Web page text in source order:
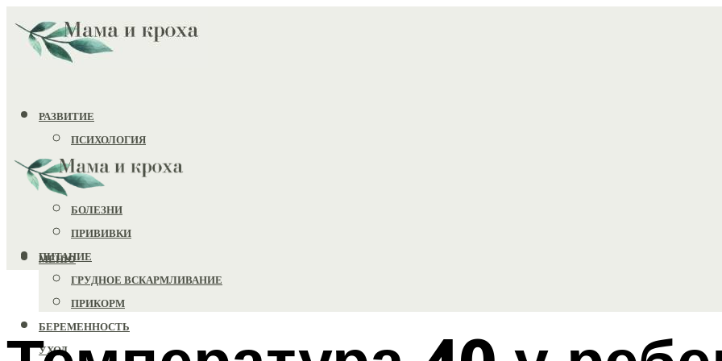
РАЗВИТИЕ
ПСИХОЛОГИЯ
ИГРУШКИ
ЗДОРОВЬЕ
БОЛЕЗНИ
ПРИВИВКИ
ПИТАНИЕ
ГРУДНОЕ ВСКАРМЛИВАНИЕ
ПРИКОРМ
БЕРЕМЕННОСТЬ
УХОД
МЕНЮ